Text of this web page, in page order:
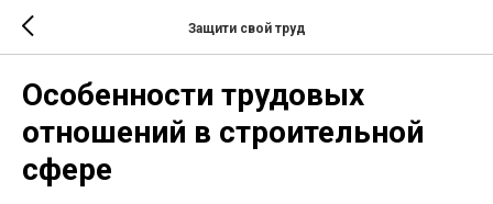
Защити свой труд
Особенности трудовых
отношений в строительной
сфере